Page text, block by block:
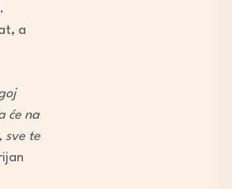
a
će na
sve te